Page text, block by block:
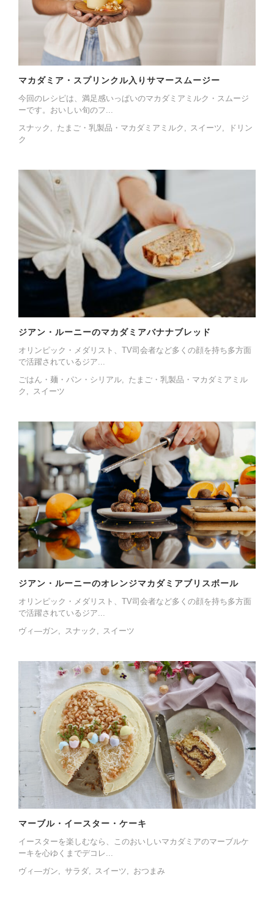
マカダミア・スプリンクル入りサマースムージー
今回のレシピは、満足感いっぱいのマカダミアミルク・スムージ
ーです。おいしい旬のフ...
スナック
たまご・乳製品・マカダミアミルク スイーツ
ドリン
ク
ジアン・ルーニーのマカダミアバナナブレッド
オリンピック・メダリスト、TV司会者など多くの顔を持ち多方面
で活躍されているジア...
ごはん・麺・パン・シリアル
たまご・乳製品・マカダミアミル
ク
スイーツ
ジアン・ルーニーのオレンジマカダミアブリスボール
オリンピック・メダリスト、TV司会者など多くの顔を持ち多方面
で活躍されているジア...
ヴィ―ガン
スナック スイーツ
マーブル・イースター・ケーキ
イースターを楽しむなら、このおいしいマカダミアのマーブルケ
ーキを心ゆくまでデコレ...
ヴィ―ガン
サラダ スイーツ おつまみ